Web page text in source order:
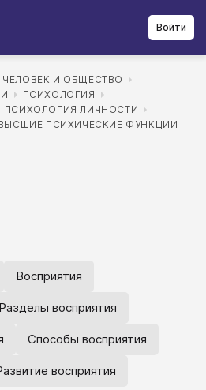
Войти
ЧЕЛОВЕК И ОБЩЕСТВО
ПСИХОЛОГИЯ
ПСИХОЛОГИЯ ЛИЧНОСТИ
ПСИХИЧЕСКИЕ ФУНКЦИИ
Восприятия
Разделы восприятия
Способы восприятия
восприятия